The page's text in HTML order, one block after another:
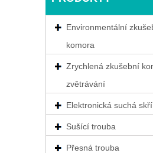
Environmentální
komora
Zrychlená zkušební
zvětrávání
Elektronická suchá
Sušící trouba
Přesná trouba